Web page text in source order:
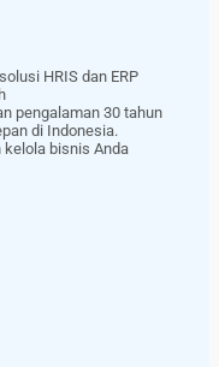
HRIS dan ERP
pengalaman 30 tahun
di Indonesia.
bisnis Anda